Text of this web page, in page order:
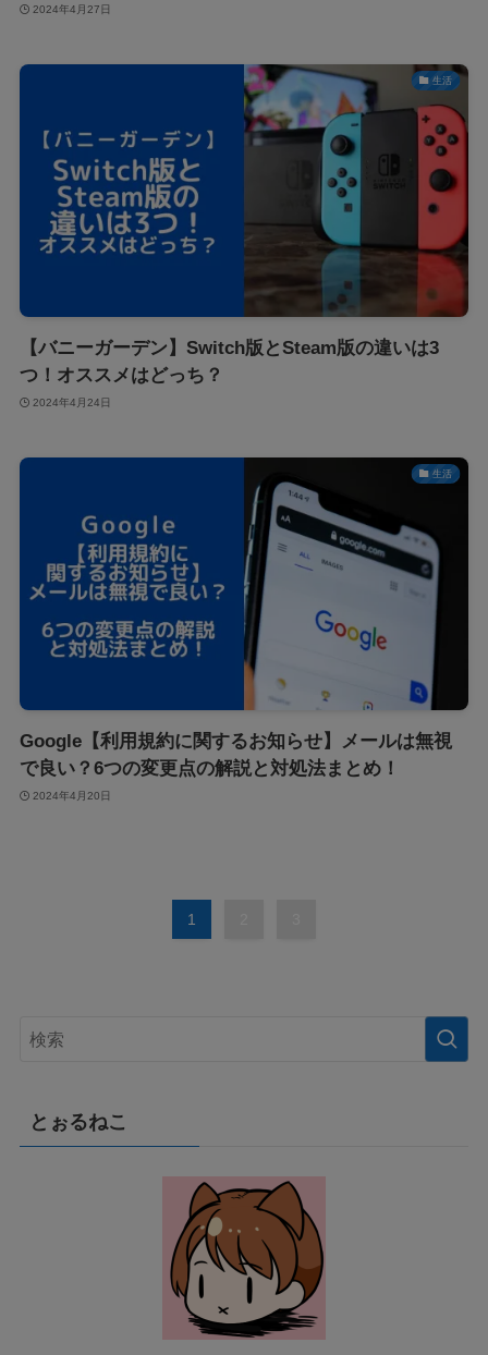
2024年4月27日
生活
【バニーガーデン】Switch版とSteam版の違いは3
つ！オススメはどっち？
2024年4月24日
生活
Google【利用規約に関するお知らせ】メールは無視
で良い？6つの変更点の解説と対処法まとめ！
2024年4月20日
1
とぉるねこ